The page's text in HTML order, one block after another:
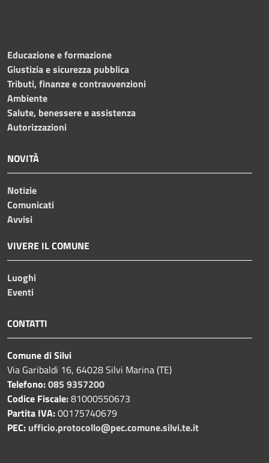
Educazione e formazione
Giustizia e sicurezza pubblica
Tributi, finanze e contravvenzioni
Ambiente
Salute, benessere e assistenza
Autorizzazioni
NOVITÀ
Notizie
Comunicati
Avvisi
VIVERE IL COMUNE
Luoghi
Eventi
CONTATTI
Comune di Silvi
Via Garibaldi 16, 64028 Silvi Marina (TE)
Telefono:085 9357200
Codice Fiscale:81000550673
Partita IVA:00175740679
PEC: ufficio.protocollo@pec.comune.silvi.te.it